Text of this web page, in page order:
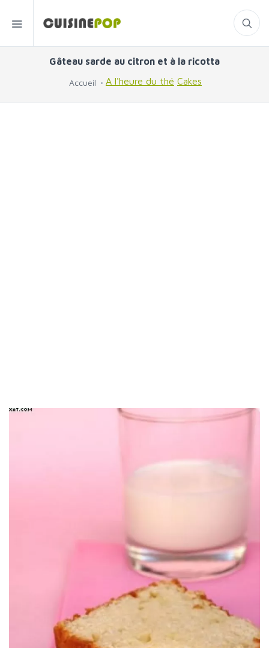
Gâteau sarde au citron et à la ricotta
Accueil A l'heure du thé Cakes